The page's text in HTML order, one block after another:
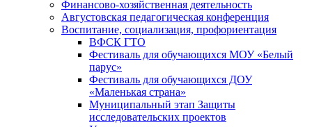
Финансово-хозяйственная деятельность
Августовская педагогическая конференция
Воспитание, социализация, профориентация
ВФСК ГТО
Фестиваль для обучающихся МОУ «Белый
парус»
Фестиваль для обучающихся ДОУ
«Маленькая страна»
Муниципальный этап Защиты
исследовательских проектов